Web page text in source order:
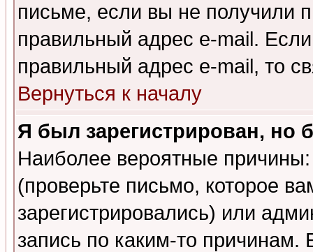
письме, если вы не получили
правильный адрес e-mail.
правильный адрес e-mail, то
Вернуться к началу
Я был зарегистрирован, но
Наиболее вероятные
(проверьте письмо, которое
зарегистрировались) или
запись по каким-то